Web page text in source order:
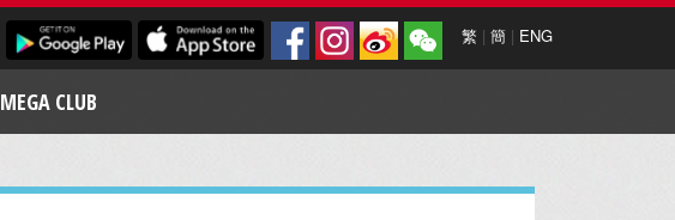
繁 | 簡 | ENG
MEGA CLUB